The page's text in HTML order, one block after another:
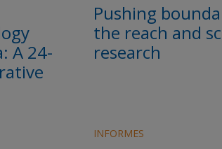
A 24-
Pushing
the reach and
research
INFORMES